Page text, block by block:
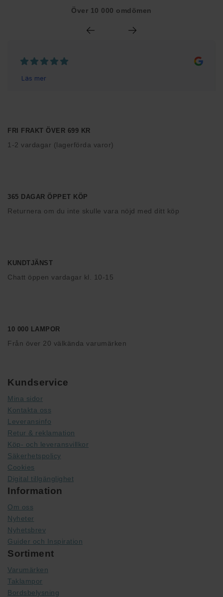
Över 10 000 omdömen
FRI FRAKT ÖVER 699 KR
1-2 vardagar (lagerförda varor)
365 DAGAR ÖPPET KÖP
Returnera om du inte skulle vara nöjd med ditt köp
KUNDTJÄNST
Chatt öppen vardagar kl. 10-15
10 000 LAMPOR
Från över 20 välkända varumärken
Kundservice
Mina sidor
Kontakta oss
Leveransinfo
Retur & reklamation
Köp- och leveransvillkor
Säkerhetspolicy
Cookies
Digital tillgänglighet
Information
Om oss
Nyheter
Nyhetsbrev
Guider och Inspiration
Sortiment
Varumärken
Taklampor
Bordsbelysning